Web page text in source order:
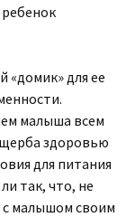
для ее
малыша всем
здоровью
для питания
так, что, не
с малышом своим